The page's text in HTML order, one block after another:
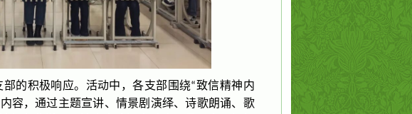
的积极响应。活动中，各支部围绕“致信精神内
容，通过主题宣讲、情景剧演绎、诗歌朗诵、歌